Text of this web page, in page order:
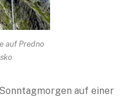
auf Predno
auf einer